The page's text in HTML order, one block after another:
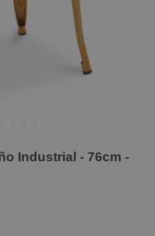
Industrial - 76cm -